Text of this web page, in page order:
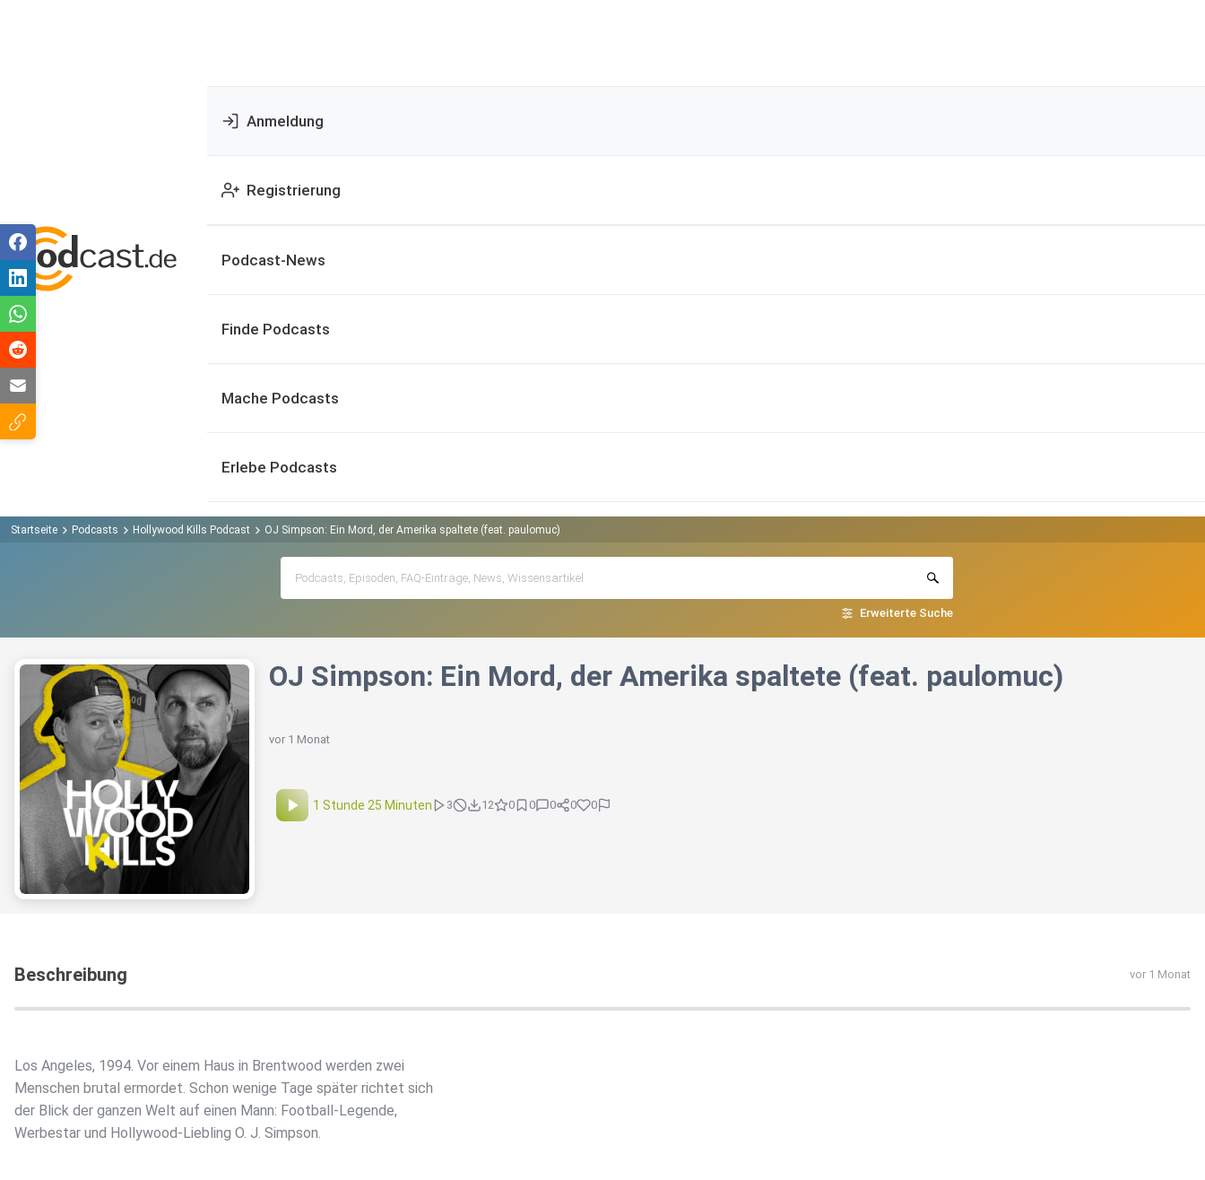
Anmeldung
Registrierung
Podcast-News
Finde Podcasts
Mache Podcasts
Erlebe Podcasts
Startseite Podcasts Hollywood Kills Podcast OJ Simpson: Ein Mord, der Amerika spaltete (feat. paulomuc)
Erweiterte Suche
OJ Simpson: Ein Mord, der Amerika spaltete (feat. paulomuc)
vor 1 Monat
1 Stunde 25 Minuten 3 12 0 0 0 0 0
Beschreibung vor 1 Monat
Los Angeles, 1994. Vor einem Haus in Brentwood werden zwei
Menschen brutal ermordet. Schon wenige Tage später richtet sich
der Blick der ganzen Welt auf einen Mann: Football-Legende,
Werbestar und Hollywood-Liebling O. J. Simpson.